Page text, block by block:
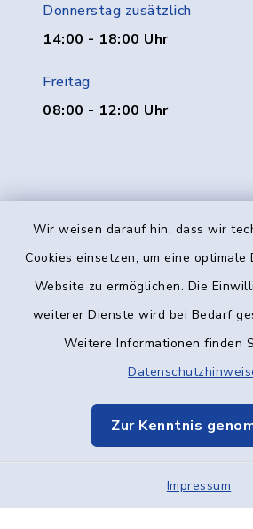
Wir weisen darauf hin, dass wir
Cookies einsetzen, um eine
Website zu ermöglichen. Die
weiterer Dienste wird bei Bedarf
Weitere Informationen finden
Zur Kenntnis
Impressum
Donnerstag zusätzlich
14:00 - 18:00 Uhr
Freitag
08:00 - 12:00 Uhr
Kontakt
Datenschutz
Elektronische
Sitemap